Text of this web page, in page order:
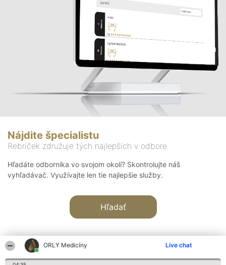
ORLY Medicíny Live chat
Nájdite špecialistu
Rebríček združuje tých najlepších v odbore
Hľadáte odborníka vo svojom okolí? Skontrolujte náš
vyhľadávač. Využívajte len tie najlepšie služby.
Hľadať